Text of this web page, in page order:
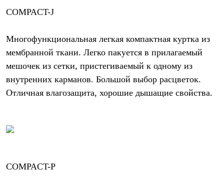
COMPACT-J
Многофункциональная легкая компактная куртка из
мембранной ткани. Легко пакуется в прилагаемый
мешочек из сетки, пристегиваемый к одному из
внутренних карманов. Большой выбор расцветок.
Отличная влагозащита, хорошие дышащие свойства.
COMPACT-P